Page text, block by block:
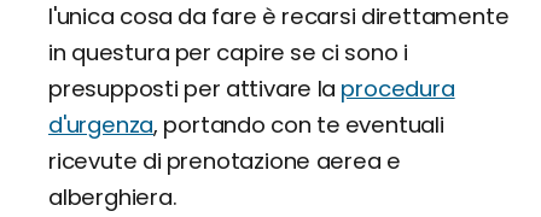
l'unica cosa da fare è recarsi direttamente
in questura per capire se ci sono i
presupposti per attivare la procedura
d'urgenza, portando con te eventuali
ricevute di prenotazione aerea e
alberghiera.